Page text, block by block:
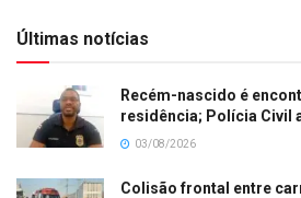
Últimas notícias
Recém-nascido é
residência; Polícia Civil
03/08/2026
Colisão frontal entre